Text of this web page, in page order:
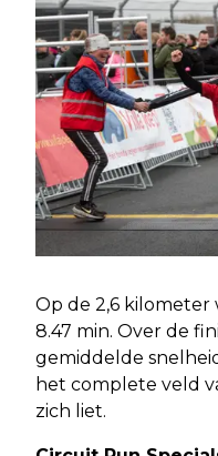
Op de 2,6 kilometer
8.47 min. Over de
gemiddelde
het complete veld
zich liet.